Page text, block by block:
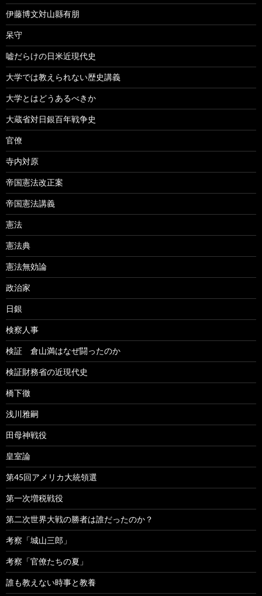
伊藤博文対山縣有朋
呆守
嘘だらけの日米近現代史
大学では教えられない歴史講義
大学とはどうあるべきか
大蔵省対日銀百年戦争史
官僚
寺内対原
帝国憲法改正案
帝国憲法講義
憲法
憲法典
憲法無効論
政治家
日銀
検察人事
検証 倉山満はなぜ闘ったのか
検証財務省の近現代史
橋下徹
浅川雅嗣
田母神戦役
皇室論
第45回アメリカ大統領選
第一次増税戦役
第二次世界大戦の勝者は誰だったのか？
考察「城山三郎」
考察「官僚たちの夏」
誰も教えない時事と教養